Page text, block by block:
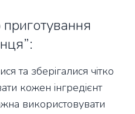
та зберігалися чітко
кожен інгредієнт
використовувати